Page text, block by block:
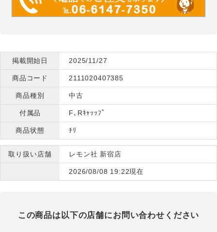
掲載開始日 2025/11/27
商品コード 2111020407385
商品種別 中古
付属品 F､Rｷｬｯｯﾌﾟ
商品状態 ﾁﾘ
取り扱い店舗 レモン社 新宿店
2026/08/08 19:22現在
この商品は以下の店舗にお問い合わせください